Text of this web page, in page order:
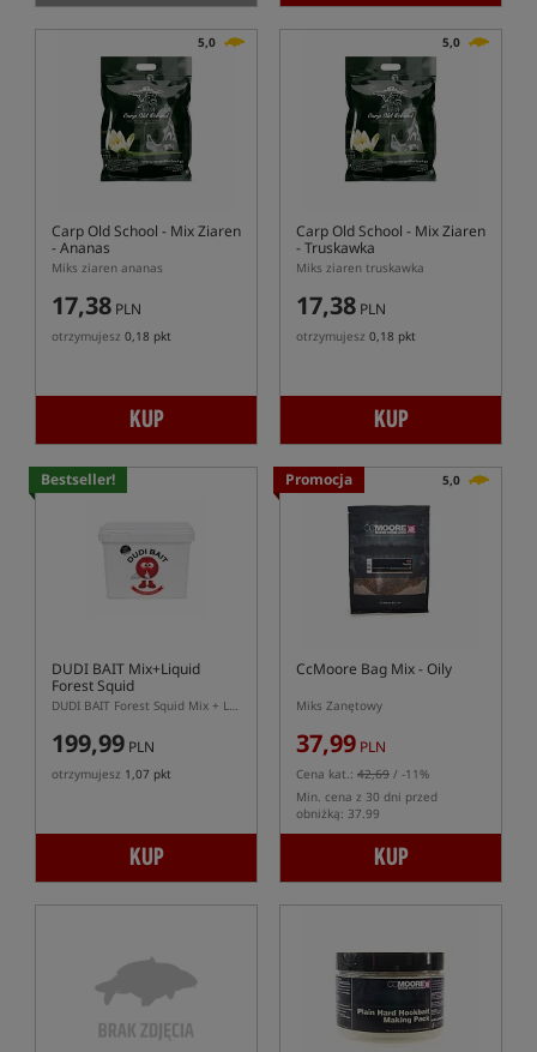
5,0
Carp Old School - Mix Ziaren
- Ananas
Miks ziaren ananas
17,38 PLN
otrzymujesz 0,18 pkt
KUP
5,0
Carp Old School - Mix Ziaren
- Truskawka
Miks ziaren truskawka
17,38 PLN
otrzymujesz 0,18 pkt
KUP
Bestseller!
DUDI BAIT Mix+Liquid
Forest Squid
DUDI BAIT Forest Squid Mix + Liquid – miks bazowy do kulek proteinowych
199,99 PLN
otrzymujesz 1,07 pkt
KUP
Promocja 5,0
CcMoore Bag Mix - Oily
Miks Zanętowy
37,99 PLN
Cena kat.: 42,69 / -11%
Min. cena z 30 dni przed
obniżką: 37.99
KUP